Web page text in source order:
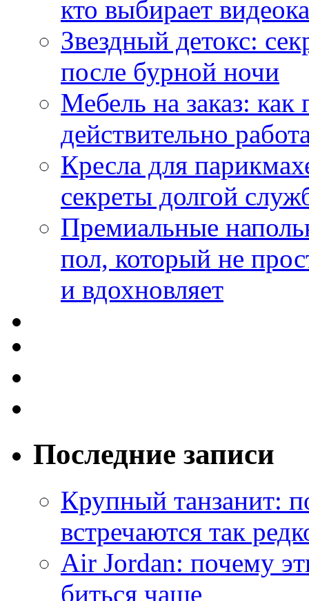
кто выбирает
Звездный детокс:
после бурной ночи
Мебель на заказ:
действительно
Кресла для
секреты долгой
Премиальные
пол, который не
и вдохновляет
Последние записи
Крупный танзанит:
встречаются так
Air Jordan: почему
биться чаще